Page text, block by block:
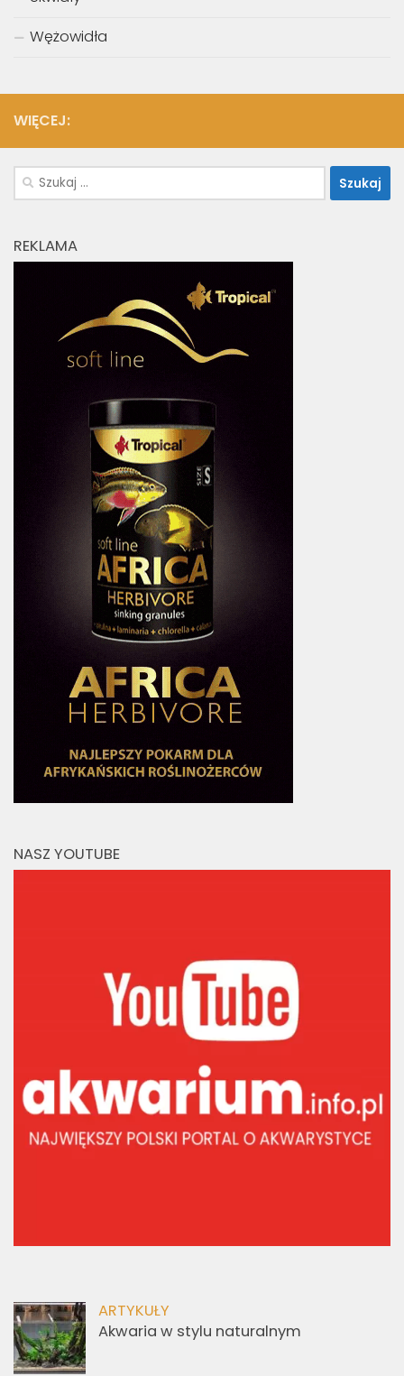
Wężowidła
WIĘCEJ:
Szukaj:
REKLAMA
NASZ YOUTUBE
ARTYKUŁY
Akwaria w stylu naturalnym